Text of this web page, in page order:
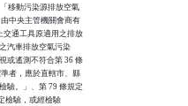
移動污染源排放空氣
由中央主管機關會商有
交通工具原適用之排放
之汽車排放空氣污染
或遙測不符合第 36 條
準者，應於直轄市、縣
驗。」、第 79 條規定
定檢驗，或經檢驗